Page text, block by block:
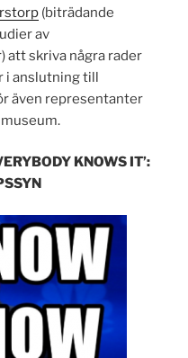
(biträdande
av
att skriva några rader
i anslutning till
även representanter
KNOWS IT’: